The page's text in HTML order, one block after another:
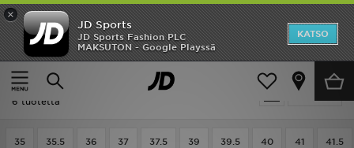
×
JD Sports
JD Sports Fashion PLC
MAKSUTON - Google Playssä
KATSO
Etusivu
Naiset Naisten kengät Sandaalit
Suodata
Naiset - Havaianas Sandaalit
6 tuotetta
35 35.5 36 37 37.5 39 39.5 40 41 41.5
Etusivu
Ale
Uutuudet